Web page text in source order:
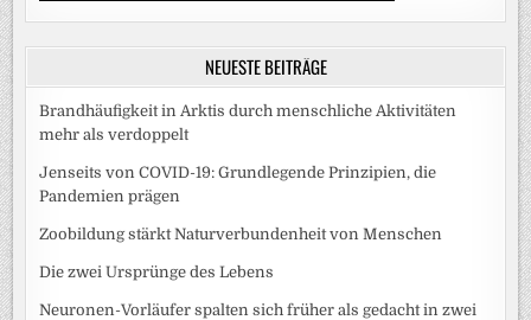
NEUESTE BEITRÄGE
Brandhäufigkeit in Arktis durch menschliche Aktivitäten
mehr als verdoppelt
Jenseits von COVID-19: Grundlegende Prinzipien, die
Pandemien prägen
Zoobildung stärkt Naturverbundenheit von Menschen
Die zwei Ursprünge des Lebens
Neuronen-Vorläufer spalten sich früher als gedacht in zwei